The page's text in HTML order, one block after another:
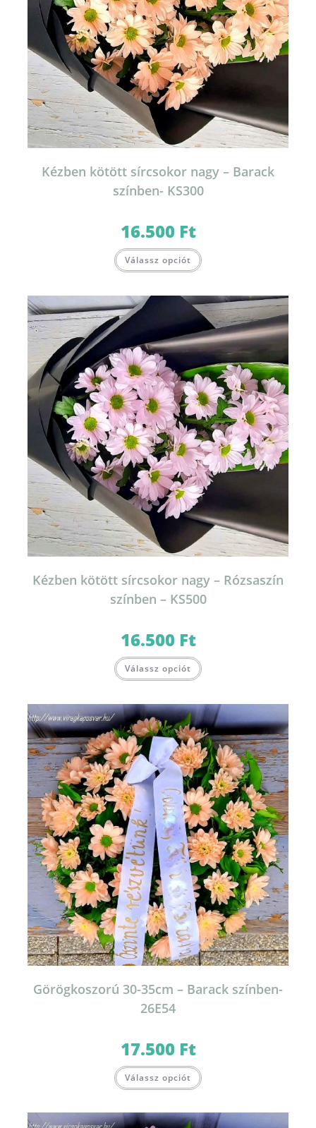
Kézben kötött sírcsokor nagy – Barack
színben- KS300
16.500 Ft
Válassz opciót
Kézben kötött sírcsokor nagy – Rózsaszín
színben – KS500
16.500 Ft
Válassz opciót
Görögkoszorú 30-35cm – Barack színben-
26E54
17.500 Ft
Válassz opciót